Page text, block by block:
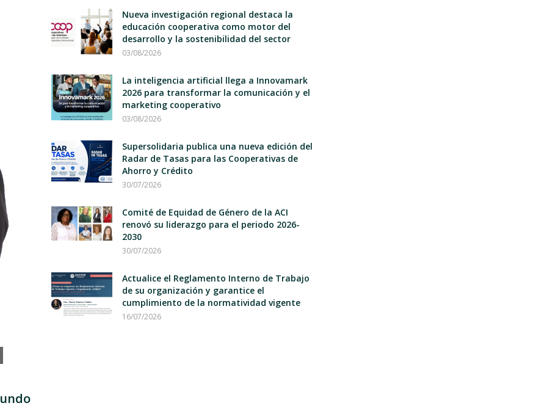
Nueva investigación regional destaca la
educación cooperativa como motor del
desarrollo y la sostenibilidad del sector
03/08/2026
La inteligencia artificial llega a Innovamark
2026 para transformar la comunicación y el
marketing cooperativo
03/08/2026
Supersolidaria publica una nueva edición del
Radar de Tasas para las Cooperativas de
Ahorro y Crédito
30/07/2026
Comité de Equidad de Género de la ACI
renovó su liderazgo para el periodo 2026-
2030
30/07/2026
Actualice el Reglamento Interno de Trabajo
de su organización y garantice el
cumplimiento de la normatividad vigente
16/07/2026